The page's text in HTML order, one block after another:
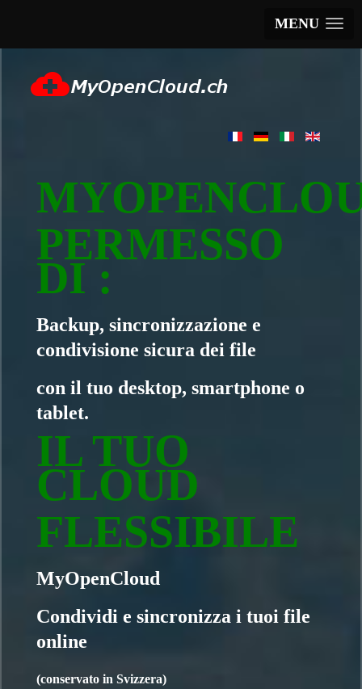
MENU
PERMESSO
DI :
Backup, sincronizzazione e
condivisione sicura dei file
con il tuo desktop, smartphone o
tablet.
IL TUO
CLOUD
FLESSIBILE
MyOpenCloud
Condividi e sincronizza i tuoi file
online
(conservato in Svizzera)